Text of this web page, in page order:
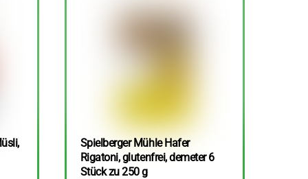
Spielberger Mühle Hafer
Rigatoni, glutenfrei, demeter 6
Stück zu 250 g